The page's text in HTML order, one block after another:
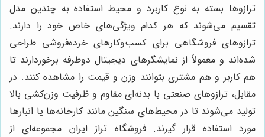
ترازوها بسته به نوع کاربرد و محیط استفاده به چندین مدل
تقسیم می‌شوند که هر کدام ویژگی‌های خاص خود را دارند.
ترازوهای فروشگاهی برای کسب‌وکارهای خرده‌فروشی طراحی
شده‌اند و معمولاً از نمایشگرهای دیجیتال دوطرفه برخوردارند تا
هم کاربر و هم مشتری بتوانند وزن و قیمت را مشاهده کنند. در
مقابل، ترازوهای صنعتی با بدنه‌ای مقاوم و ظرفیت وزن‌کشی بالا
تولید می‌شوند تا در محیط‌های سنگین مانند کارخانه‌ها یا انبارها
مورد استفاده قرار گیرند. فروشگاه تراز ایران مجموعه‌ای از